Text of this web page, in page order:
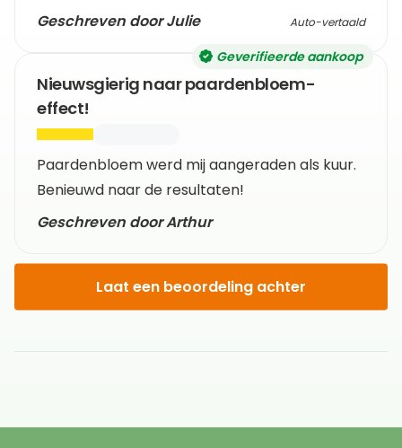
Geschreven door Julie
Auto-vertaald
Geverifieerde aankoop
Nieuwsgierig naar paardenbloem-
effect!
Paardenbloem werd mij aangeraden als kuur.
Benieuwd naar de resultaten!
Geschreven door Arthur
Laat een beoordeling achter